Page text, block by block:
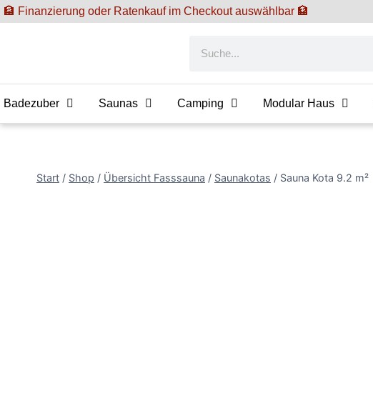
🏦 Finanzierung oder Ratenkauf im Checkout auswählbar 🏦
Badezuber Saunas Camping Modular Haus
Start / Shop / Übersicht Fasssauna / Saunakotas / Sauna Kota 9.2 m²